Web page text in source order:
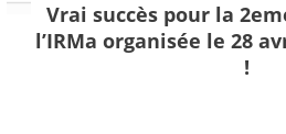
Vrai succès pour la
l’IRMa organisée le 28
!